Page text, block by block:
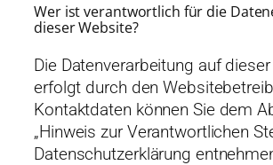
Wer ist verantwortlich für die
dieser Website?
Die Datenverarbeitung auf
erfolgt durch den
Kontaktdaten können Sie dem
„Hinweis zur Verantwortlichen
Datenschutzerklärung